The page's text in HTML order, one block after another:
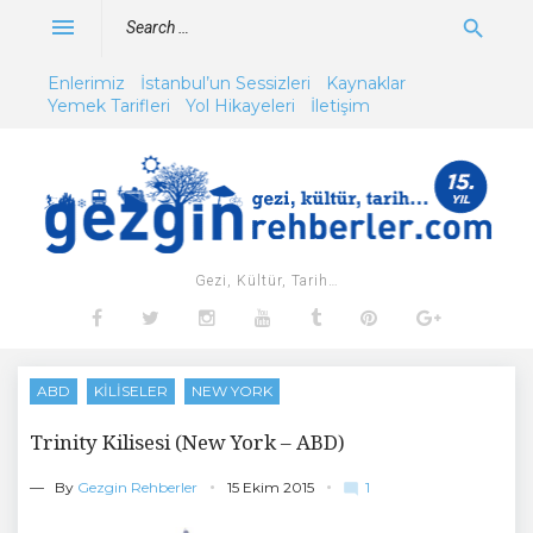
Search
search
Enlerimiz İstanbul’un Sessizleri
Kaynaklar
Yemek Tarifleri
Yol Hikayeleri İletişim
Gezi, Kültür, Tarih…
menu
ABD KILISELER NEW YORK
Trinity Kilisesi (New York – ABD)
— By Gezgin Rehberler 15 Ekim 2015 mode_comment 1